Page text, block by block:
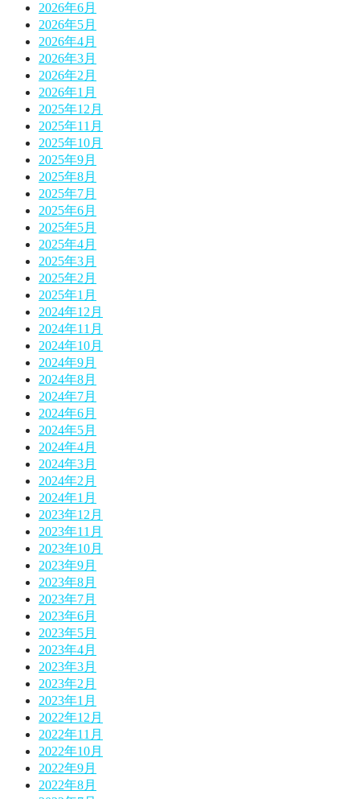
2026年6月
2026年5月
2026年4月
2026年3月
2026年2月
2026年1月
2025年12月
2025年11月
2025年10月
2025年9月
2025年8月
2025年7月
2025年6月
2025年5月
2025年4月
2025年3月
2025年2月
2025年1月
2024年12月
2024年11月
2024年10月
2024年9月
2024年8月
2024年7月
2024年6月
2024年5月
2024年4月
2024年3月
2024年2月
2024年1月
2023年12月
2023年11月
2023年10月
2023年9月
2023年8月
2023年7月
2023年6月
2023年5月
2023年4月
2023年3月
2023年2月
2023年1月
2022年12月
2022年11月
2022年10月
2022年9月
2022年8月